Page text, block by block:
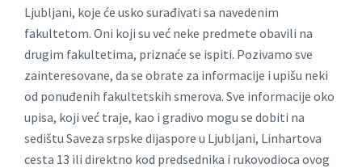
Ljubljani, koje će usko surađivati sa navedenim
fakultetom. Oni koji su već neke predmete obavili na
drugim fakultetima, priznaće se ispiti. Pozivamo sve
zainteresovane, da se obrate za informacije i upišu neki
od ponuđenih fakultetskih smerova. Sve informacije oko
upisa, koji već traje, kao i gradivo mogu se dobiti na
sedištu Saveza srpske dijaspore u Ljubljani, Linhartova
cesta 13 ili direktno kod predsednika i rukovodioca ovog